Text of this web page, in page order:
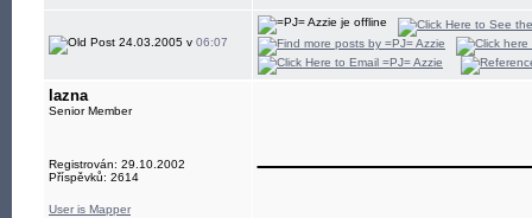
24.03.2005 v 06:07
lazna
Senior Member
Registrován: 29.10.2002
Příspěvků: 2614
User is Mapper